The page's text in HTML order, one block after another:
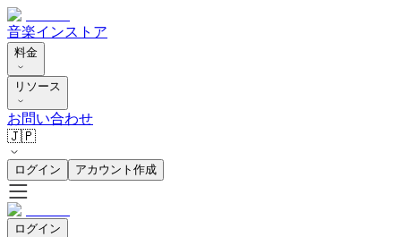
音楽インストア
料金
リソース
お問い合わせ
🇯🇵
ログイン アカウント作成
ログイン